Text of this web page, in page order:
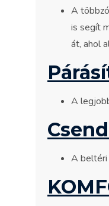
A
is segít
át, ahol
A
A beltéri